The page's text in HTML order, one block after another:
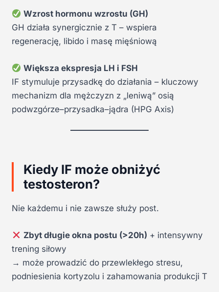
Wzrost hormonu wzrostu (GH)
GH działa synergicznie z T – wspiera
regenerację, libido i masę mięśniową
Większa ekspresja LH i FSH
IF stymuluje przysadkę do działania – kluczowy
mechanizm dla mężczyzn z „leniwą” osią
podwzgórze–przysadka–jądra (HPG Axis)
Kiedy IF może obniżyć
testosteron?
Nie każdemu i nie zawsze służy post.
Zbyt długie okna postu (>20h) + intensywny
trening siłowy
→ może prowadzić do przewlekłego stresu,
podniesienia kortyzolu i zahamowania produkcji T